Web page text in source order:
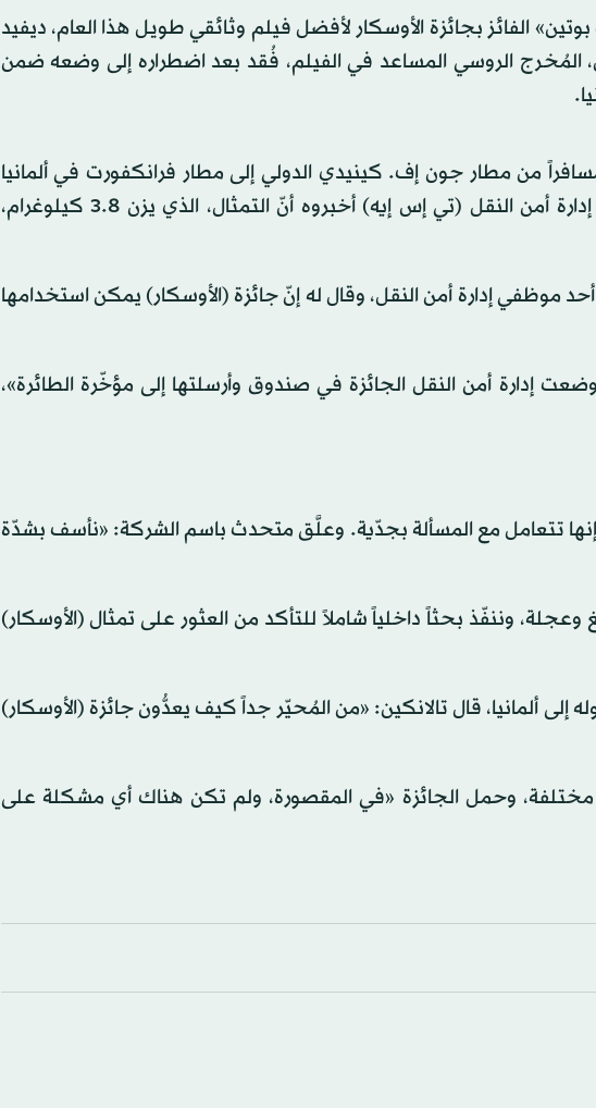
الفائز بجائزة الأوسكار لأفضل فيلم وثائقي طويل هذا العام، ديفيد
المُخرج الروسي المساعد في الفيلم، فُقد بعد اضطراره إلى وضعه ضمن
من مطار جون إف. كينيدي الدولي إلى مطار فرانكفورت في ألمانيا
على طائرة تابعة لشركة «لوفتهانزا». لكنّ موظّفي إدارة أمن النقل (تي إس إيه) أخبروه أنّ التمثال، الذي يزن 3.8 كيلوغرام،
موظفي إدارة أمن النقل، وقال له إنّ جائزة (الأوسكار) يمكن استخدامها
إدارة أمن النقل الجائزة في صندوق وأرسلتها إلى مؤخّرة الطائرة»،
إنها تتعامل مع المسألة بجدّية. وعلَّق متحدث باسم الشركة: «نأسف بشدّة
وننفّذ بحثاً داخلياً شاملاً للتأكد من العثور على تمثال (الأوسكار)
إلى ألمانيا، قال تالانكين: «من المُحيّر جداً كيف يعدُّون جائزة (الأوسكار)
وحمل الجائزة «في المقصورة، ولم تكن هناك أي مشكلة على